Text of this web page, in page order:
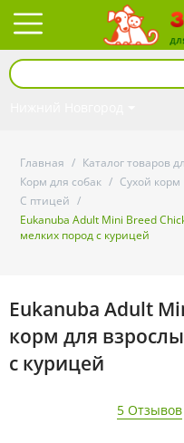
Главная / Каталог товаров
Корм для собак / Сухой корм
С птицей /
Eukanuba Adult Mini Breed
мелких пород с курицей
Eukanuba Adult
корм для
с курицей
5 Отзывов